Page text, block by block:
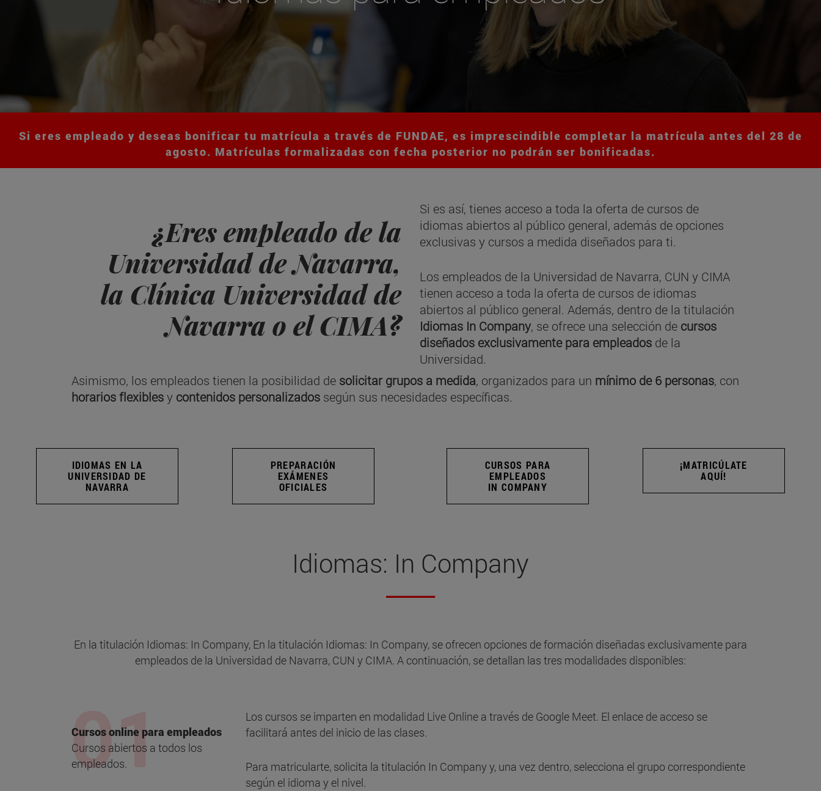
Si eres empleado y deseas bonificar tu matrícula a través de FUNDAE, es imprescindible completar la matrícula antes del 28 de
agosto. Matrículas formalizadas con fecha posterior no podrán ser bonificadas.
¿Eres empleado de la
Universidad de Navarra,
la Clínica Universidad de
Navarra o el CIMA?
Si es así, tienes acceso a toda la oferta de cursos de
idiomas abiertos al público general, además de opciones
exclusivas y cursos a medida diseñados para ti.
Los empleados de la Universidad de Navarra, CUN y CIMA
tienen acceso a toda la oferta de cursos de idiomas
abiertos al público general. Además, dentro de la titulación
Idiomas In Company, se ofrece una selección de cursos
diseñados exclusivamente para empleados de la
Universidad.
Asimismo, los empleados tienen la posibilidad de solicitar grupos a medida, organizados para un mínimo de 6 personas, con
horarios flexiblesy contenidos personalizados según sus necesidades específicas.
IDIOMAS EN LA
UNIVERSIDAD DE
NAVARRA
PREPARACIÓN
EXÁMENES
OFICIALES
CURSOS PARA
EMPLEADOS
IN COMPANY
¡MATRICÚLATE
AQUÍ!
Idiomas: In Company
En la titulación Idiomas: In Company, En la titulación Idiomas: In Company, se ofrecen opciones de formación diseñadas exclusivamente para
empleados de la Universidad de Navarra, CUN y CIMA. A continuación, se detallan las tres modalidades disponibles:
Cursos online para empleados
Cursos abiertos a todos los
empleados.
Los cursos se imparten en modalidad Live Online a través de Google Meet. El enlace de acceso se
facilitará antes del inicio de las clases.
Para matricularte, solicita la titulación In Company y, una vez dentro, selecciona el grupo correspondiente
según el idioma y el nivel.